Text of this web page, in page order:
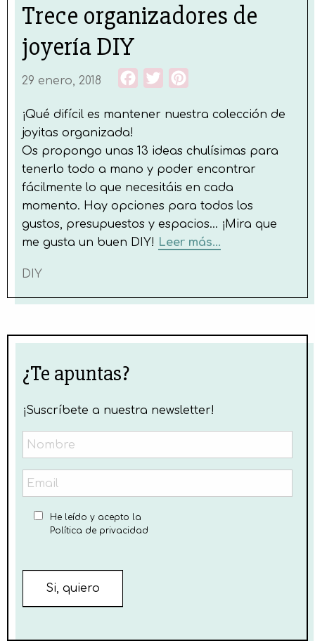
Trece organizadores de
joyería DIY
29 enero, 2018 Facebook
Twitter
¡Qué difícil es mantener nuestra colección de
joyitas organizada!
Os propongo unas 13 ideas chulísimas para
tenerlo todo a mano y poder encontrar
fácilmente lo que necesitáis en cada
momento. Hay opciones para todos los
gustos, presupuestos y espacios… ¡Mira que
me gusta un buen DIY! Leer más...
DIY
¿Te apuntas?
¡Suscríbete a nuestra newsletter!
He leído y acepto la
Política de privacidad